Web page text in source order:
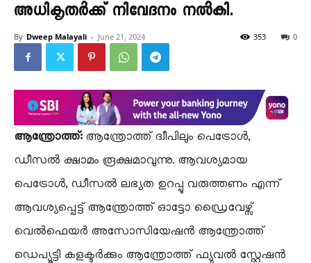
അധികൃതർക്ക് നിവേദനം നൽകി.
By Dweep Malayali - June 21, 2024 0
353
ആന്ത്രോത്ത്:ആന്ത്രോത്ത് ദ്വീപിലും പെട്രോൾ,
ഡീസൽ ക്ഷാമം രൂക്ഷമാവുന്നു. ആവശ്യമായ
പെട്രോൾ, ഡീസൽ ലഭ്യത ഉറപ്പു വരുത്തണം എന്ന്
ആവശ്യപ്പെട്ട് ആന്ത്രോത്ത് ഓട്ടോ ഡ്രൈവേഴ്സ്
വെൽഫെയർ അസോസിയേഷൻ ആന്ത്രോത്ത്
ഡെപ്യൂട്ടി കളക്ടർക്കും ആന്ത്രോത്ത് ഫ്യുവൽ സ്റ്റേഷൻ